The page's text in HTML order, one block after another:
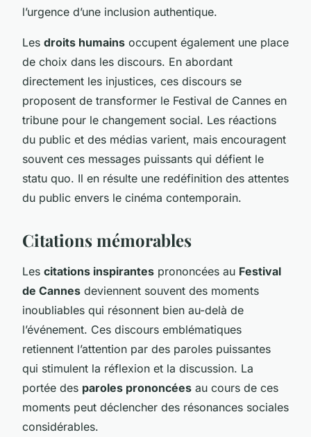
l’urgence d’une inclusion authentique.
Les droits humains occupent également une place
de choix dans les discours. En abordant
directement les injustices, ces discours se
proposent de transformer le Festival de Cannes en
tribune pour le changement social. Les réactions
du public et des médias varient, mais encouragent
souvent ces messages puissants qui défient le
statu quo. Il en résulte une redéfinition des attentes
du public envers le cinéma contemporain.
Citations mémorables
Les citations inspirantes prononcées au Festival
de Cannes deviennent souvent des moments
inoubliables qui résonnent bien au-delà de
l’événement. Ces discours emblématiques
retiennent l’attention par des paroles puissantes
qui stimulent la réflexion et la discussion. La
portée des paroles prononcées au cours de ces
moments peut déclencher des résonances sociales
considérables.